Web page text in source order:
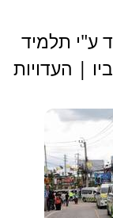
ע"י תלמיד
| העדויות